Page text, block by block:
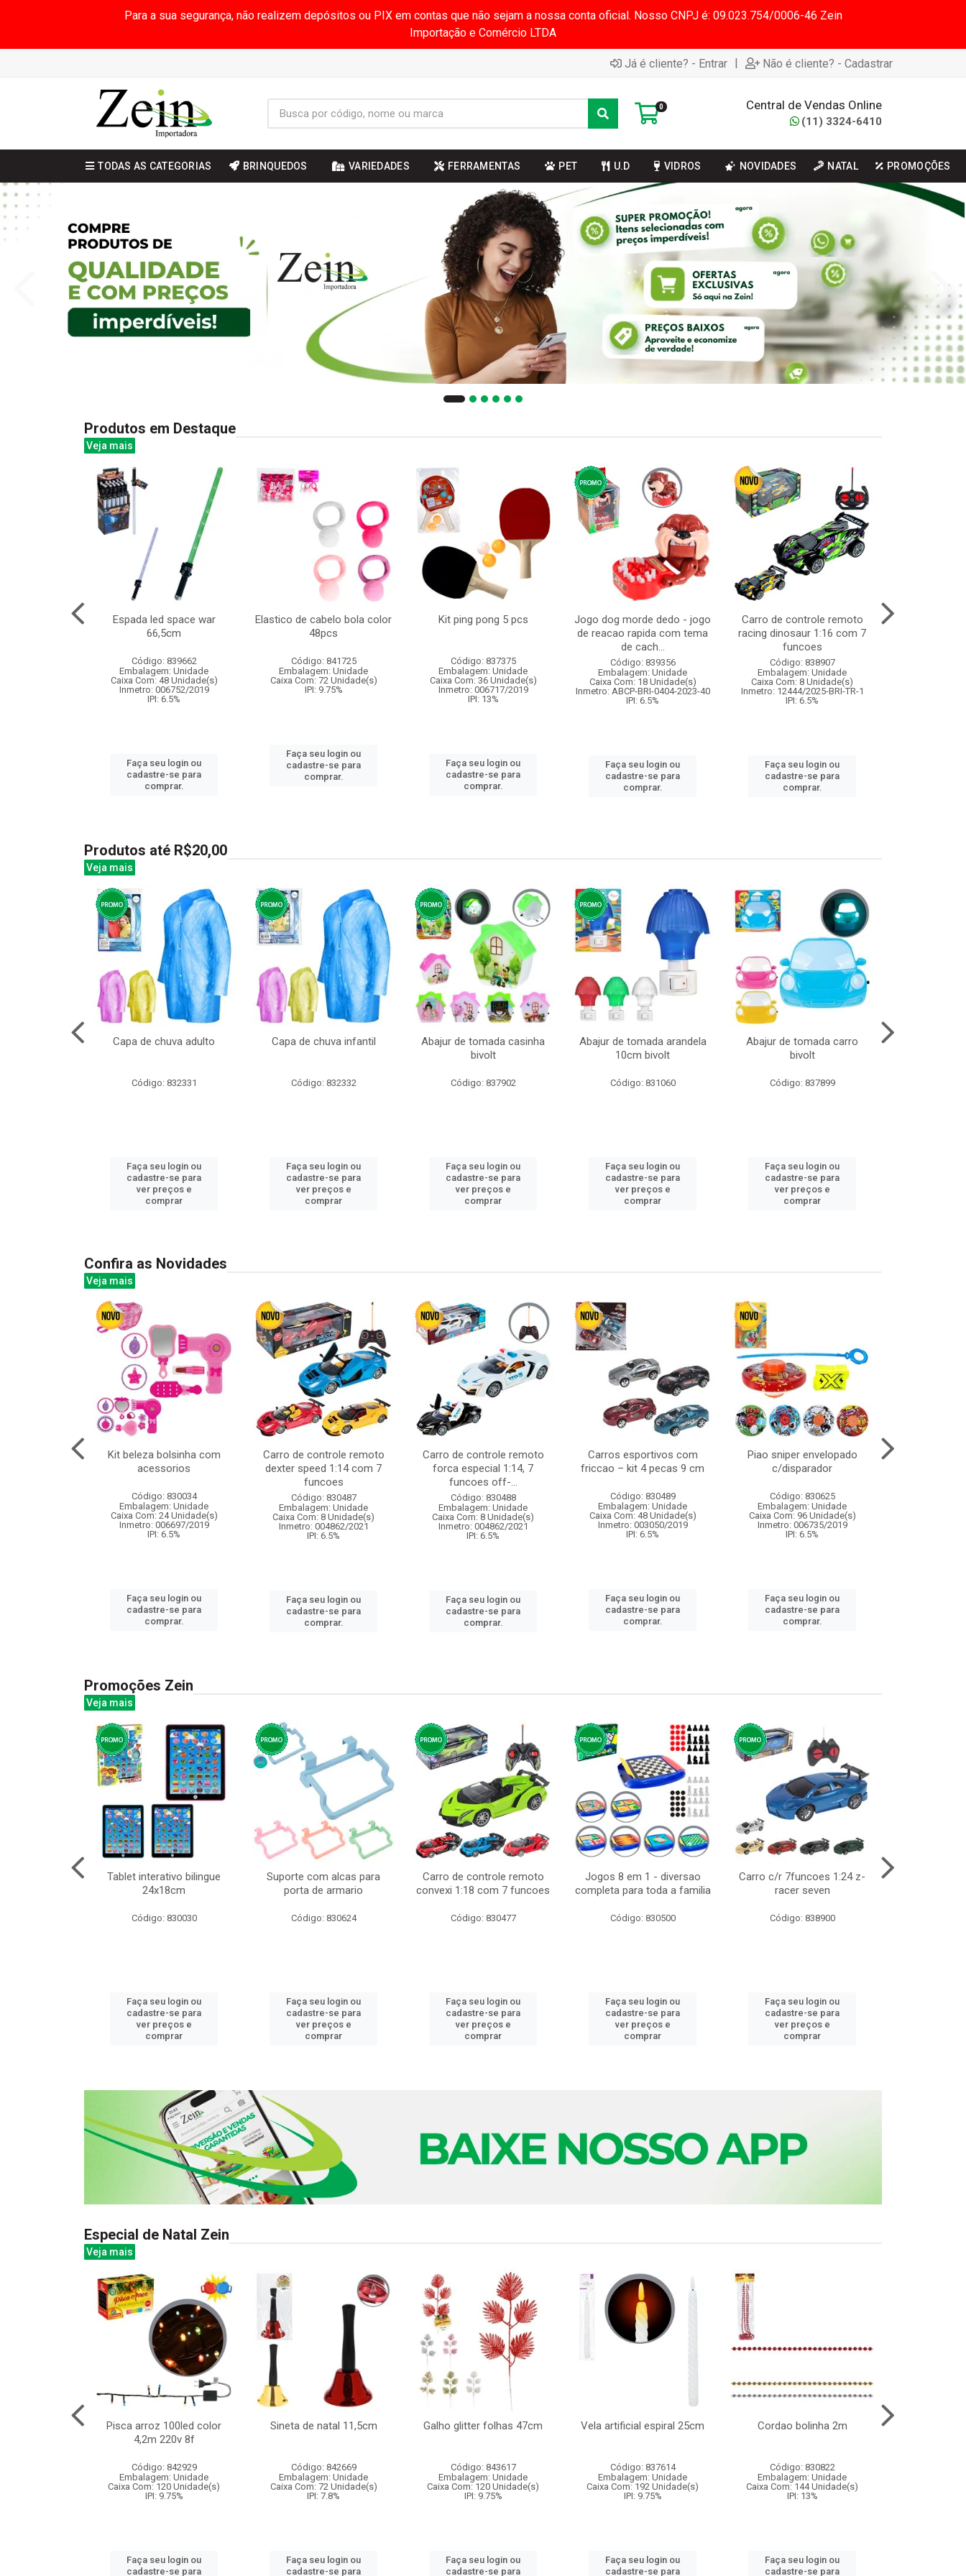
Para a sua segurança, não realizem depósitos ou PIX em contas que não sejam a nossa conta oficial. Nosso CNPJ é: 09.023.754/0006-46 Zein
Importação e Comércio LTDA
Já é cliente? - Entrar | Não é cliente? - Cadastrar
0 Central de Vendas Online
(11) 3324-6410
TODAS AS CATEGORIAS BRINQUEDOS VARIEDADES FERRAMENTAS PET U.D VIDROS NOVIDADES NATAL PROMOÇÕES
Produtos em Destaque
Veja mais
Espada led space war
66,5cm
Código: 839662
Embalagem: Unidade
Caixa Com: 48 Unidade(s)
Inmetro: 006752/2019
IPI: 6.5%
Faça seu login ou
cadastre-se para
comprar.
Elastico de cabelo bola color
48pcs
Código: 841725
Embalagem: Unidade
Caixa Com: 72 Unidade(s)
IPI: 9.75%
Faça seu login ou
cadastre-se para
comprar.
Kit ping pong 5 pcs
Código: 837375
Embalagem: Unidade
Caixa Com: 36 Unidade(s)
Inmetro: 006717/2019
IPI: 13%
Faça seu login ou
cadastre-se para
comprar.
Jogo dog morde dedo - jogo
de reacao rapida com tema
de cach...
Código: 839356
Embalagem: Unidade
Caixa Com: 18 Unidade(s)
Inmetro: ABCP-BRI-0404-2023-40
IPI: 6.5%
Faça seu login ou
cadastre-se para
comprar.
Carro de controle remoto
racing dinosaur 1:16 com 7
funcoes
Código: 838907
Embalagem: Unidade
Caixa Com: 8 Unidade(s)
Inmetro: 12444/2025-BRI-TR-1
IPI: 6.5%
Faça seu login ou
cadastre-se para
comprar.
Produtos até R$20,00
Veja mais
Capa de chuva adulto
Código: 832331
Faça seu login ou
cadastre-se para
ver preços e
comprar
Capa de chuva infantil
Código: 832332
Faça seu login ou
cadastre-se para
ver preços e
comprar
Abajur de tomada casinha
bivolt
Código: 837902
Faça seu login ou
cadastre-se para
ver preços e
comprar
Abajur de tomada arandela
10cm bivolt
Código: 831060
Faça seu login ou
cadastre-se para
ver preços e
comprar
Abajur de tomada carro
bivolt
Código: 837899
Faça seu login ou
cadastre-se para
ver preços e
comprar
Confira as Novidades
Veja mais
Kit beleza bolsinha com
acessorios
Código: 830034
Embalagem: Unidade
Caixa Com: 24 Unidade(s)
Inmetro: 006697/2019
IPI: 6.5%
Faça seu login ou
cadastre-se para
comprar.
Carro de controle remoto
dexter speed 1:14 com 7
funcoes
Código: 830487
Embalagem: Unidade
Caixa Com: 8 Unidade(s)
Inmetro: 004862/2021
IPI: 6.5%
Faça seu login ou
cadastre-se para
comprar.
Carro de controle remoto
forca especial 1:14, 7
funcoes off-...
Código: 830488
Embalagem: Unidade
Caixa Com: 8 Unidade(s)
Inmetro: 004862/2021
IPI: 6.5%
Faça seu login ou
cadastre-se para
comprar.
Carros esportivos com
friccao – kit 4 pecas 9 cm
Código: 830489
Embalagem: Unidade
Caixa Com: 48 Unidade(s)
Inmetro: 003050/2019
IPI: 6.5%
Faça seu login ou
cadastre-se para
comprar.
Piao sniper envelopado
c/disparador
Código: 830625
Embalagem: Unidade
Caixa Com: 96 Unidade(s)
Inmetro: 006735/2019
IPI: 6.5%
Faça seu login ou
cadastre-se para
comprar.
Promoções Zein
Veja mais
Tablet interativo bilingue
24x18cm
Código: 830030
Faça seu login ou
cadastre-se para
ver preços e
comprar
Suporte com alcas para
porta de armario
Código: 830624
Faça seu login ou
cadastre-se para
ver preços e
comprar
Carro de controle remoto
convexi 1:18 com 7 funcoes
Código: 830477
Faça seu login ou
cadastre-se para
ver preços e
comprar
Jogos 8 em 1 - diversao
completa para toda a familia
Código: 830500
Faça seu login ou
cadastre-se para
ver preços e
comprar
Carro c/r 7funcoes 1:24 z-
racer seven
Código: 838900
Faça seu login ou
cadastre-se para
ver preços e
comprar
Especial de Natal Zein
Veja mais
Pisca arroz 100led color
4,2m 220v 8f
Código: 842929
Embalagem: Unidade
Caixa Com: 120 Unidade(s)
IPI: 9.75%
Faça seu login ou
cadastre-se para
Sineta de natal 11,5cm
Código: 842669
Embalagem: Unidade
Caixa Com: 72 Unidade(s)
IPI: 7.8%
Faça seu login ou
cadastre-se para
Galho glitter folhas 47cm
Código: 843617
Embalagem: Unidade
Caixa Com: 120 Unidade(s)
IPI: 9.75%
Faça seu login ou
cadastre-se para
Vela artificial espiral 25cm
Código: 837614
Embalagem: Unidade
Caixa Com: 192 Unidade(s)
IPI: 9.75%
Faça seu login ou
cadastre-se para
Cordao bolinha 2m
Código: 830822
Embalagem: Unidade
Caixa Com: 144 Unidade(s)
IPI: 13%
Faça seu login ou
cadastre-se para